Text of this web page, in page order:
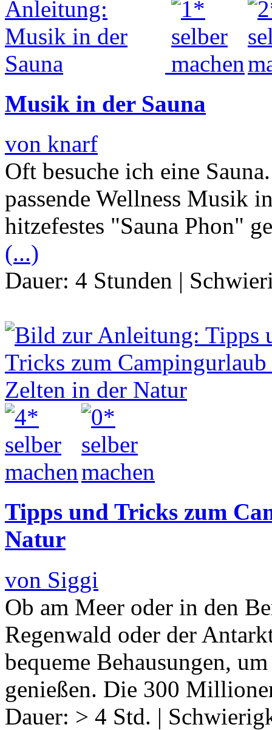
Musik in der Sauna
von knarf
Oft besuche ich eine
passende Wellness Musik
hitzefestes "Sauna Phon"
(...)
Dauer: 4 Stunden |
Tipps und Tricks zum
Natur
von Siggi
Ob am Meer oder in den
Regenwald oder der
bequeme Behausungen,
genießen. Die 300
Dauer: > 4 Std. |